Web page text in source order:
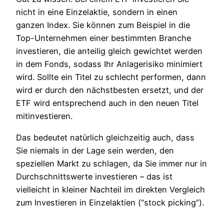
nicht in eine Einzelaktie, sondern in einen
ganzen Index. Sie können zum Beispiel in die
Top-Unternehmen einer bestimmten Branche
investieren, die anteilig gleich gewichtet werden
in dem Fonds, sodass Ihr Anlagerisiko minimiert
wird. Sollte ein Titel zu schlecht performen, dann
wird er durch den nächstbesten ersetzt, und der
ETF wird entsprechend auch in den neuen Titel
mitinvestieren.
Das bedeutet natürlich gleichzeitig auch, dass
Sie niemals in der Lage sein werden, den
speziellen Markt zu schlagen, da Sie immer nur in
Durchschnittswerte investieren – das ist
vielleicht in kleiner Nachteil im direkten Vergleich
zum Investieren in Einzelaktien (“stock picking”).